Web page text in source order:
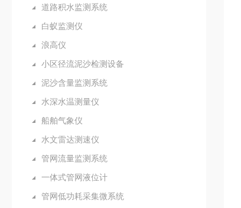
道路积水监测系统
白蚁监测仪
浪高仪
小区径流泥沙检测设备
泥沙含量监测系统
水深水温测量仪
船舶气象仪
水文雷达测速仪
管网流量监测系统
一体式管网液位计
管网低功耗采集微系统